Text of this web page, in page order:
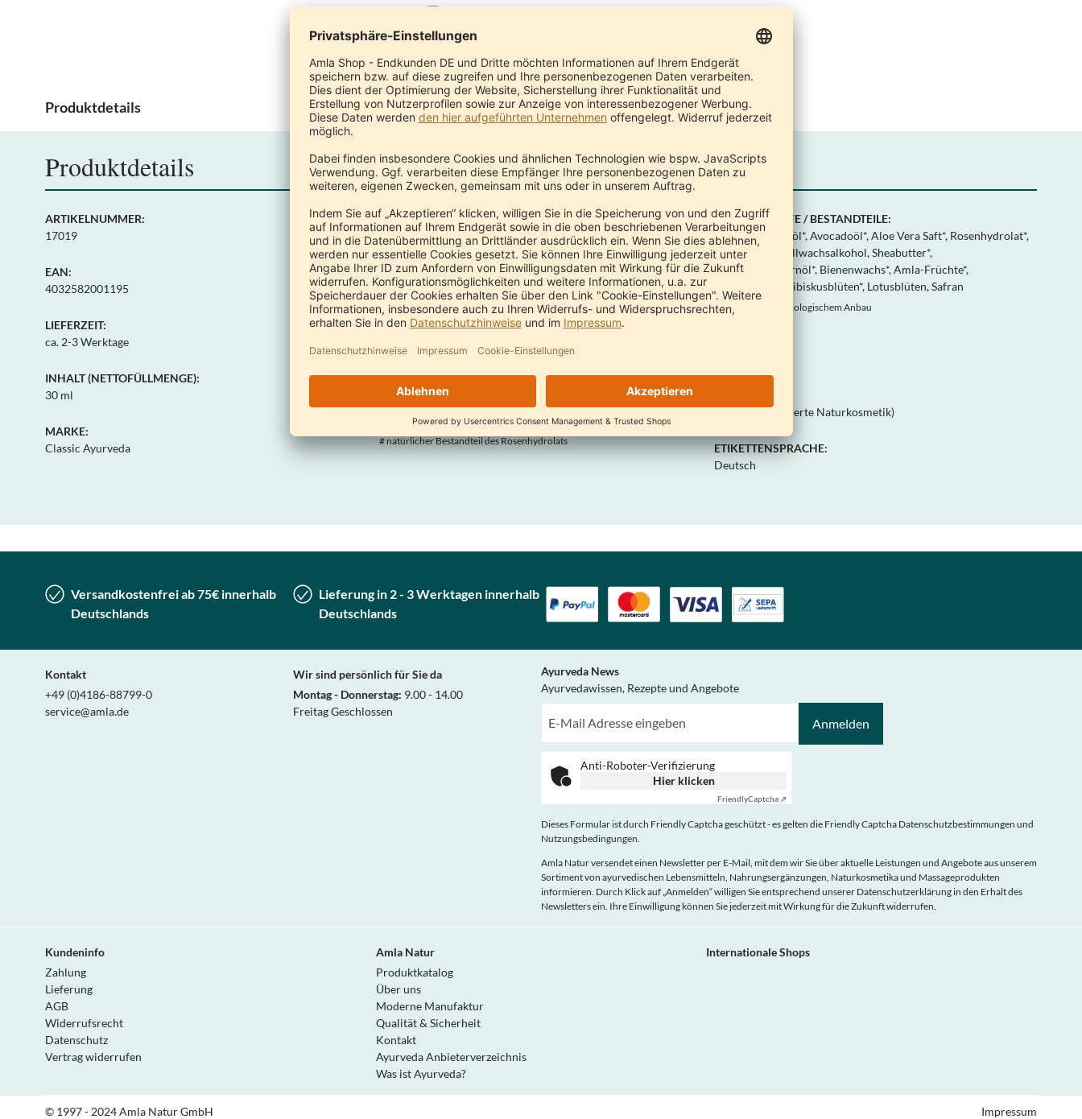
Produktdetails
Produktdetails
ARTIKELNUMMER:
17019
EAN:
4032582001195
LIEFERZEIT:
ca. 2-3 Werktage
INHALT (NETTOFÜLLMENGE):
30 ml
MARKE:
Classic Ayurveda
HERSTELLERADRESSE:
Amla Natur GmbH, Butterberg 3, 21279 Drestedt, Deutschland,
www.amla.com
INHALTSSTOFFE (INCI):
Aqua, Prunus amygdalus dulcis oil*, Persea gratissima oil*, Aloe
barbadensis leaf juice*, Rosa damascena flower water*, Lanolin
fruit oil*, Cera alba*, Phyllantus emblica fruit extract*, Rosa
centifolia flower extract*, Hibiscus syriacus flower extract*,
Nelumbo nucifera flower extract, Crocus sativus stigma extract,
Gerianol#, Citronellol#, Parfum#
* kbA/bio/organic
# natürlicher Bestandteil des Rosenhydrolats
INHALTSSTOFFE / BESTANDTEILE:
Wasser, Mandelöl*, Avocadoöl*, Aloe Vera Saft*, Rosenhydrolat*,
Wollwachs, Wollwachsalkohol, Sheabutter*,
Hagenbuttenkernöl*, Bienenwachs*, Amla-Früchte*,
Rosenblüten*, Hibiskusblüten*, Lotusblüten, Safran
* aus kontrolliert biologischem Anbau
BDIH (Kontrollierte Naturkosmetik)
ETIKETTENSPRACHE:
Deutsch
Versandkostenfrei ab 75€ innerhalb
Deutschlands
Lieferung in 2 - 3 Werktagen innerhalb
Deutschlands
Kontakt
+49 (0)4186-88799-0
service@amla.de
Wir sind persönlich für Sie da
Montag - Donnerstag: 9.00 - 14.00
Freitag Geschlossen
Ayurveda News
Ayurvedawissen, Rezepte und Angebote
Anmelden
Anti-Roboter-Verifizierung
Hier klicken
FriendlyCaptcha ⇗
Dieses Formular ist durch Friendly Captcha geschützt - es gelten die Friendly Captcha Datenschutzbestimmungen und
Nutzungsbedingungen.
Amla Natur versendet einen Newsletter per E-Mail, mit dem wir Sie über aktuelle Leistungen und Angebote aus unserem
Sortiment von ayurvedischen Lebensmitteln, Nahrungsergänzungen, Naturkosmetika und Massageprodukten
informieren. Durch Klick auf „Anmelden“ willigen Sie entsprechend unserer Datenschutzerklärung in den Erhalt des
Newsletters ein. Ihre Einwilligung können Sie jederzeit mit Wirkung für die Zukunft widerrufen.
Kundeninfo
Zahlung
Lieferung
AGB
Widerrufsrecht
Datenschutz
Vertrag widerrufen
Amla Natur
Produktkatalog
Über uns
Moderne Manufaktur
Qualität & Sicherheit
Kontakt
Ayurveda Anbieterverzeichnis
Was ist Ayurveda?
Internationale Shops
© 1997 - 2024 Amla Natur GmbH Impressum